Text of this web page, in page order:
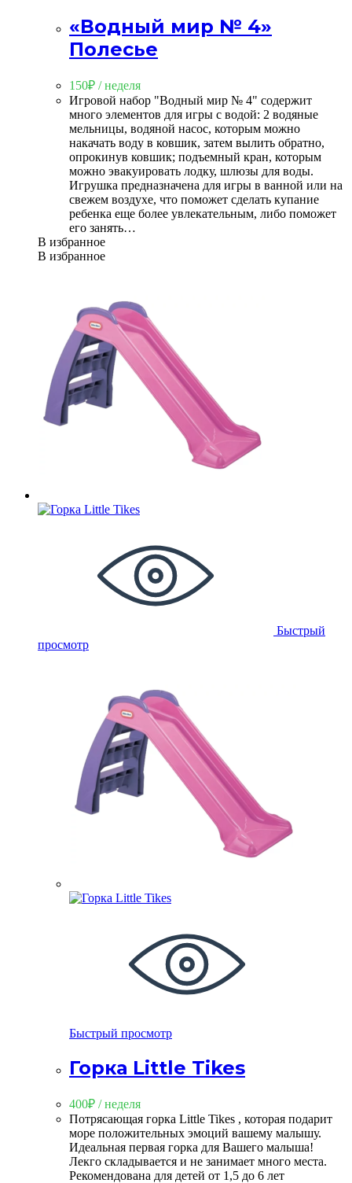
«Водный мир № 4»
Полесье
150₽ / неделя
Игровой набор "Водный мир № 4" содержит
много элементов для игры с водой: 2 водяные
мельницы, водяной насос, которым можно
накачать воду в ковшик, затем вылить обратно,
опрокинув ковшик; подъемный кран, которым
можно эвакуировать лодку, шлюзы для воды.
Игрушка предназначена для игры в ванной или на
свежем воздухе, что поможет сделать купание
ребенка еще более увлекательным, либо поможет
его занять…
В избранное
В избранное
Быстрый
просмотр
Быстрый просмотр
Горка Little Tikes
400₽ / неделя
Потрясающая горка Little Tikes , которая подарит
море положительных эмоций вашему малышу.
Идеальная первая горка для Вашего малыша!
Лекго складывается и не занимает много места.
Рекомендована для детей от 1,5 до 6 лет